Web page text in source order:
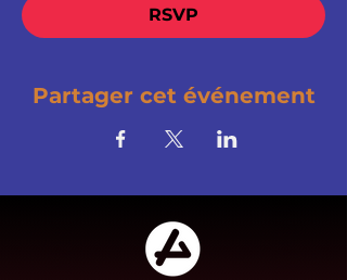
RSVP
Partager cet événement